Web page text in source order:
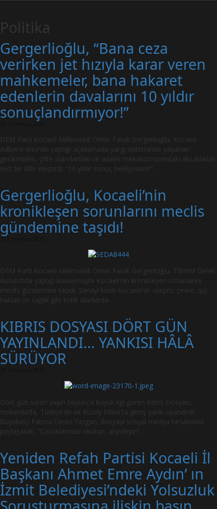
Politika
Gergerlioğlu, “Bana ceza
verirken jet hızıyla karar veren
mahkemeler, bana hakaret
edenlerin davalarını 10 yıldır
sonuçlandırmıyor!”
DEM Parti Kocaeli Milletvekili Ömer Faruk Gergerlioğlu, Kocaeli
Adliyesi önünde yaptığı açıklamada yargı sisteminde yaşanan
gecikmeleri, çifte standartları ve adalet mekanizmasındaki aksaklıkları
sert bir dille eleştirdi. “10 yıldır sonuç bekliyorum!”…
Gergerlioğlu, Kocaeli’nin
kronikleşen sorunlarını meclis
gündemine taşıdı!
DEM Parti Kocaeli Milletvekili Ömer Faruk Gergerlioğlu, TBMM Genel
Kurulu’nda yaptığı konuşmayla Kocaeli’nin kronikleşen sorunlarını
meclis gündemine taşıdı. Sanayi kenti Kocaeli’nin ulaşım, çevre, işçi
hakları ve sağlık gibi kritik alanlarda…
KIBRIS DOSYASI DÖRT GÜN
YAYINLANDI… YANKISI HÂLÂ
SÜRÜYOR
Dört gün süren yayın boyunca büyük ilgi gören Kıbrıs Dosyası,
Hollanda’da, Türkiye’de ve Kuzey Kıbrıs’ta geniş yankı uyandırdı.
Büyükelçi Fatma Ceren Yazgan, dosyayı sosyal medya hesabında
paylaşarak, “Çocuklarınıza okutun, arşivleyin”…
Yeniden Refah Partisi Kocaeli İl
Başkanı Ahmet Emre Aydın’ ın
İzmit Belediyesi’ndeki Yolsuzluk